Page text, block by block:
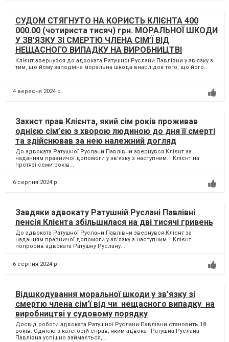
СУДОМ СТЯГНУТО НА КОРИСТЬ КЛІЄНТА 400
000.00 (чотириста тисяч) грн. МОРАЛЬНОЇ ШКОДИ
У ЗВ’ЯЗКУ ЗІ СМЕРТЮ ЧЛЕНА СІМ’Ї ВІД
НЕЩАСНОГО ВИПАДКУ НА ВИРОБНИЦТВІ
Клієнт звернувся до адвоката Ратушної Руслани Павлівни у зв’язку з
тим, що йому заподіяна моральна шкода внаслідок того, що його...
4 вересня 2024 р.
Захист прав Клієнта, який сім років проживав
однією сім’єю з хворою людиною до дня її смерті
та здійснював за нею належний догляд
До адвоката Ратушної Руслани Павлівни звернувся Клієнт за
наданням правничої допомоги у зв’язку з наступним. Клієнт на
протязі семи років...
6 серпня 2024 р.
Завдяки адвокату Ратушній Руслані Павлівні
пенсія Клієнта збільшилася на дві тисячі гривень
До адвоката Ратушної Руслани Павлівни звернувся Клієнт за
наданням правничої допомоги у зв’язку з наступним. Клієнт
попросив адвоката Ратушну Руслану...
6 серпня 2024 р.
Відшкодування моральної шкоди у зв’язку зі
смертю члена сім’ї від чи нещасного випадку на
виробництві у судовому порядку
Досвід роботи адвоката Ратушної Руслани Павлівни становить 18
років. Однією з категорій справ, яким адвокат Ратушна Руслана
Павлівна успішно займається,...